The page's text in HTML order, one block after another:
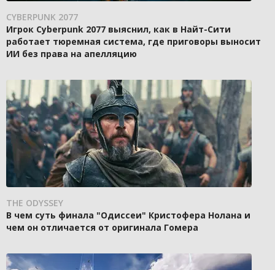
CYBERPUNK 2077
Игрок Cyberpunk 2077 выяснил, как в Найт-Сити
работает тюремная система, где приговоры выносит
ИИ без права на апелляцию
THE ODYSSEY
В чем суть финала "Одиссеи" Кристофера Нолана и
чем он отличается от оригинала Гомера